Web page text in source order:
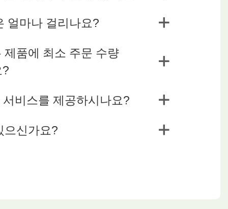
얼마나 걸리나요?
제품에 최소 주문 수량
비스를 제공하시나요?
으신가요?